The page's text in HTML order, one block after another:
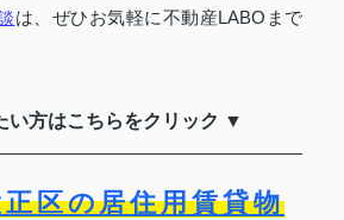
は、ぜひお気軽に不動産LABOまで
い方はこちらをクリック ▼
区の居住用賃貸物